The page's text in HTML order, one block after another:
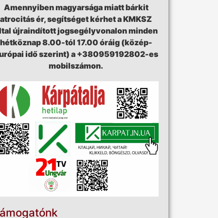
Amennyiben magyarsága miatt bárkit
atrocitás ér, segítséget kérhet a KMKSZ
újraindított jogsegélyvonalon minden
hétköznap 8.00-tól 17.00 óráig (közép-
idő szerint) a +380959192802-es
mobilszámon.